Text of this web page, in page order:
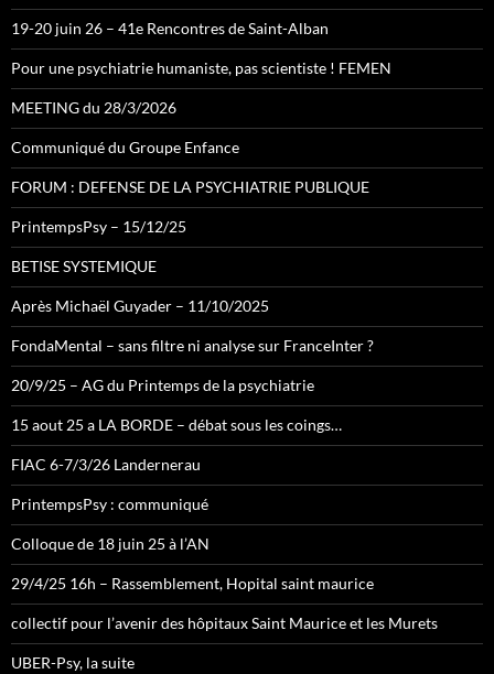
19-20 juin 26 – 41e Rencontres de Saint-Alban
Pour une psychiatrie humaniste, pas scientiste ! FEMEN
MEETING du 28/3/2026
Communiqué du Groupe Enfance
FORUM : DEFENSE DE LA PSYCHIATRIE PUBLIQUE
PrintempsPsy – 15/12/25
BETISE SYSTEMIQUE
Après Michaël Guyader – 11/10/2025
FondaMental – sans filtre ni analyse sur FranceInter ?
20/9/25 – AG du Printemps de la psychiatrie
15 aout 25 a LA BORDE – débat sous les coings…
FIAC 6-7/3/26 Landernerau
PrintempsPsy : communiqué
Colloque de 18 juin 25 à l’AN
29/4/25 16h – Rassemblement, Hopital saint maurice
collectif pour l’avenir des hôpitaux Saint Maurice et les Murets
UBER-Psy, la suite